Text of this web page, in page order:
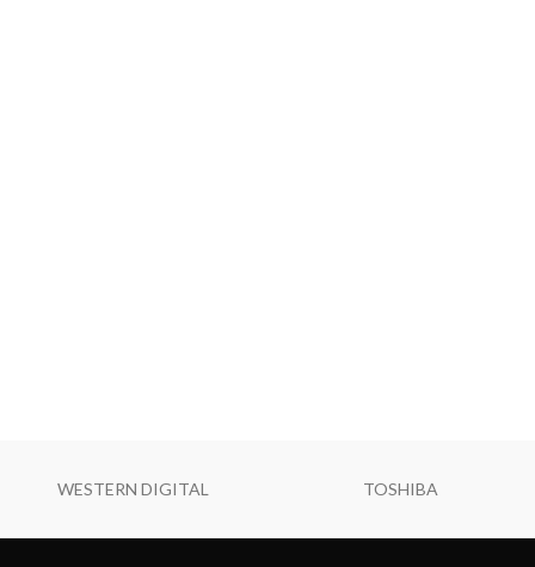
WESTERN DIGITAL TOSHIBA